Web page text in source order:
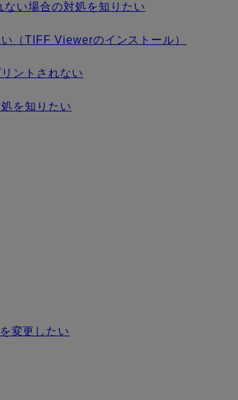
ない場合の対処を知りたい
（TIFF Viewerのインストール）
ントされない
を知りたい
変更したい